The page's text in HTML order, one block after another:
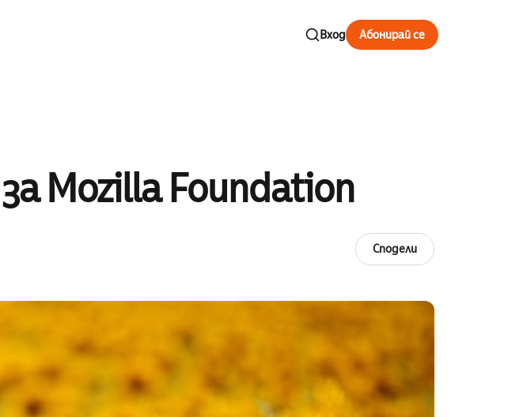
Вход Абонирай се
Mozilla Foundation
Сподели